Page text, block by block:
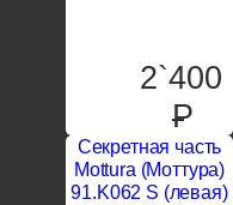
2`400
P
Секретная часть
Mottura (Моттура)
91.K062 S (левая)